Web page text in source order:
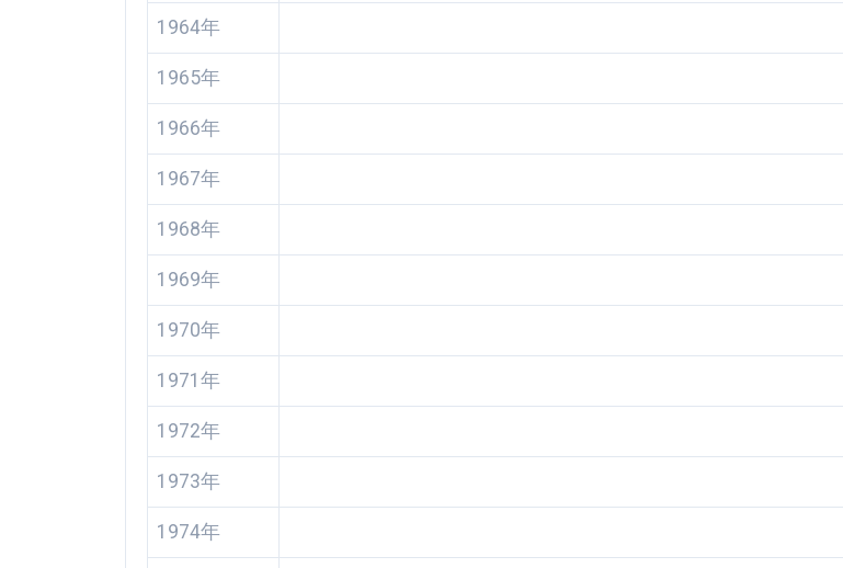
1964年
1965年
1966年
1967年
1968年
1969年
1970年
1971年
1972年
1973年
1974年